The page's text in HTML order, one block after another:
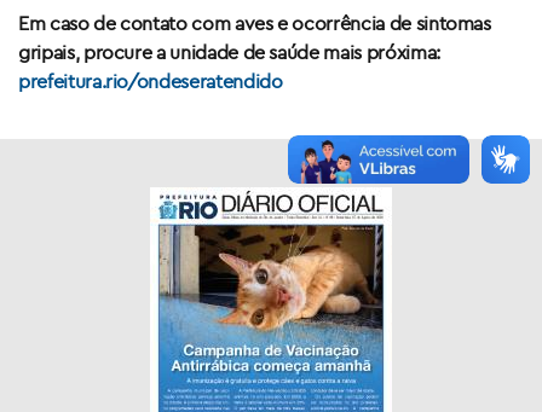
Em caso de contato com aves e ocorrência de sintomas
gripais, procure a unidade de saúde mais próxima:
prefeitura.rio/ondeseratendido